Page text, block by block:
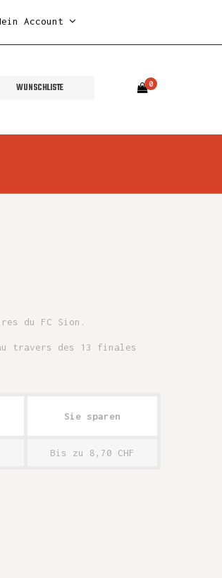
Account
WUNSCHLISTE 0
du FC Sion.
travers des 13 finales
Sie sparen
Bis zu 8,70 CHF